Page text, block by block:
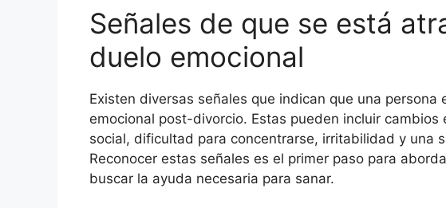
Señales de que se está
duelo emocional
Existen diversas señales que indican que una
emocional post-divorcio. Estas pueden incluir
social, dificultad para concentrarse, irritabilidad y una
Reconocer estas señales es el primer paso para
buscar la ayuda necesaria para sanar.